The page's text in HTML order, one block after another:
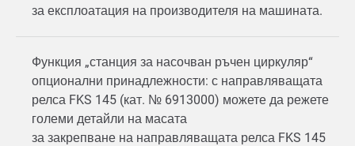
за експлоатация на производителя на машината.
Функция „станция за насочван ръчен циркуляр“
опционални принадлежности: с направляващата
релса FKS 145 (кат. № 6913000) можете да режете
големи детайли на масата
за закрепване на направляващата релса FKS 145